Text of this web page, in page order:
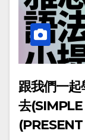
跟我們一起
去